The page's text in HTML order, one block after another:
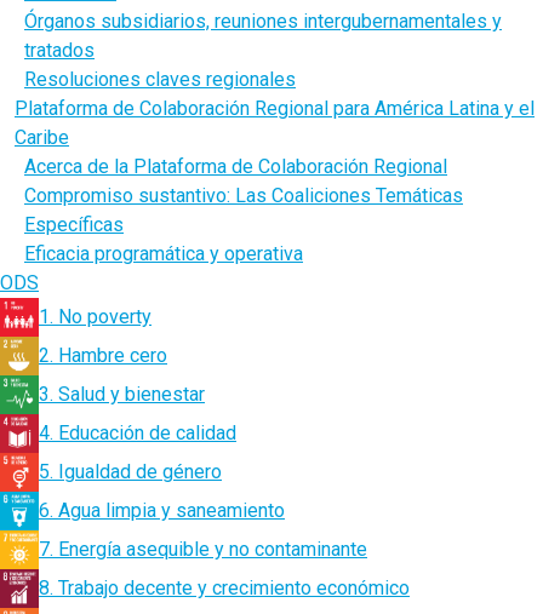
Órganos subsidiarios, reuniones intergubernamentales y
tratados
Resoluciones claves regionales
Plataforma de Colaboración Regional para América Latina y el
Caribe
Acerca de la Plataforma de Colaboración Regional
Compromiso sustantivo: Las Coaliciones Temáticas
Específicas
Eficacia programática y operativa
ODS
1. No poverty
2. Hambre cero
3. Salud y bienestar
4. Educación de calidad
5. Igualdad de género
6. Agua limpia y saneamiento
7. Energía asequible y no contaminante
8. Trabajo decente y crecimiento económico